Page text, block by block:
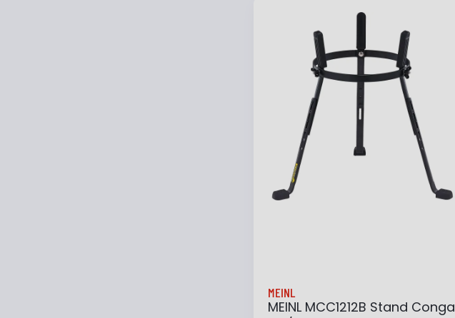
Ajouter au panier
Ajouter à ma liste
MEINL
MEINL MCC1212B Stand Conga